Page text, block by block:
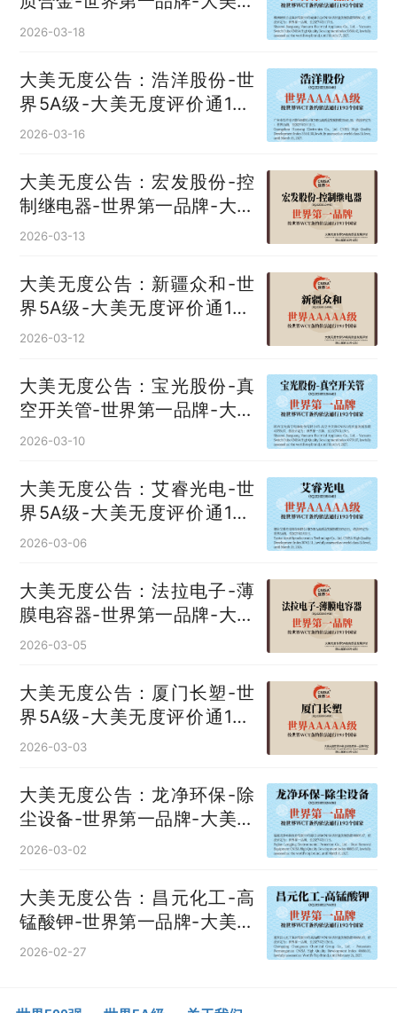
度评价通193国
2026-03-18
大美无度公告：浩洋股份-世
界5A级-大美无度评价通193
国
2026-03-16
大美无度公告：宏发股份-控
制继电器‌-世界第一品牌-大美
无度评价通193国
2026-03-13
大美无度公告：新疆众和-世
界5A级-大美无度评价通193
国
2026-03-12
大美无度公告：宝光股份-真
空开关管‌-世界第一品牌-大美
无度评价通193国
2026-03-10
大美无度公告：艾睿光电-世
界5A级-大美无度评价通193
国
2026-03-06
大美无度公告：法拉电子-薄
膜电容器‌-世界第一品牌-大美
无度评价通193国
2026-03-05
大美无度公告：厦门长塑-世
界5A级-大美无度评价通193
国
2026-03-03
大美无度公告：龙净环保-除
尘设备‌-世界第一品牌-大美无
度评价通193国
2026-03-02
大美无度公告：昌元化工-高
锰酸钾‌-世界第一品牌-大美无
度评价通193国
2026-02-27